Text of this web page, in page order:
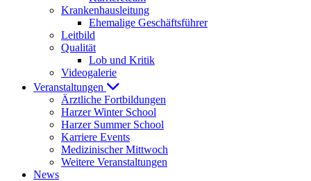
Krankenhausleitung
Ehemalige Geschäftsführer
Leitbild
Qualität
Lob und Kritik
Videogalerie
Veranstaltungen
Ärztliche Fortbildungen
Harzer Winter School
Harzer Summer School
Karriere Events
Medizinischer Mittwoch
Weitere Veranstaltungen
News